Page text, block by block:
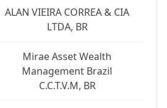
ALAN VIEIRA CORREA & CIA
LTDA, BR
Mirae Asset Wealth
Management Brazil
C.C.T.V.M, BR